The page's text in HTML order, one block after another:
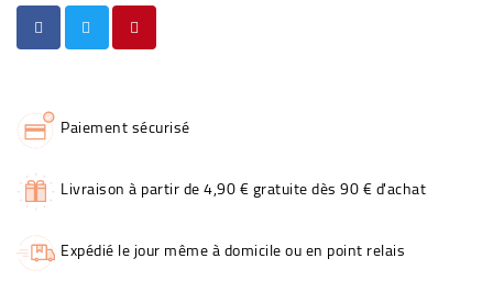
Paiement sécurisé
Livraison à partir de 4,90 € gratuite dès 90 € d'achat
Expédié le jour même à domicile ou en point relais